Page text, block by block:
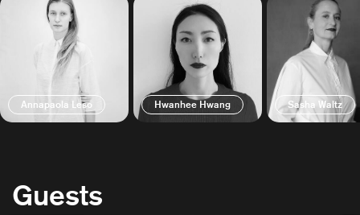
Annapaola Leso Hwanhee Hwang Sasha Waltz
Guests